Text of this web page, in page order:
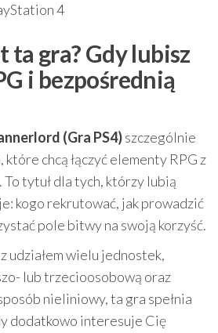
4
ta gra? Gdy lubisz
i bezpośrednią
(Gra PS4)szczególnie
chcą łączyć elementy RPG z
tytuł dla tych, którzy lubią
kogo rekrutować, jak prowadzić
pole bitwy na swoją korzyść.
udziałem wielu jednostek,
lub trzecioosobową oraz
nieliniowy, ta gra spełnia
dodatkowo interesuje Cię